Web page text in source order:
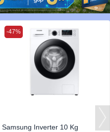
Samsung Inverter 10 Kg
-47%